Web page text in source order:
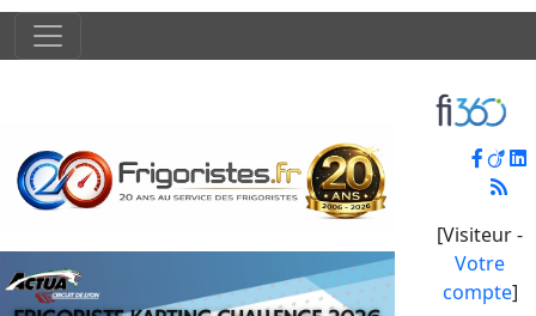
[Visiteur -
Votre
compte]